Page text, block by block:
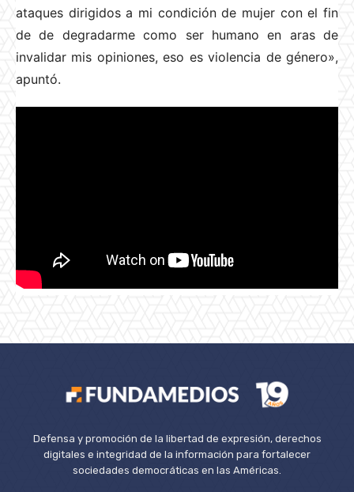
ataques dirigidos a mi condición de mujer con el fin
de de degradarme como ser humano en aras de
invalidar mis opiniones, eso es violencia de género»,
apuntó.
Defensa y promoción de la libertad de expresión, derechos
digitales e integridad de la información para fortalecer
sociedades democráticas en las Américas.